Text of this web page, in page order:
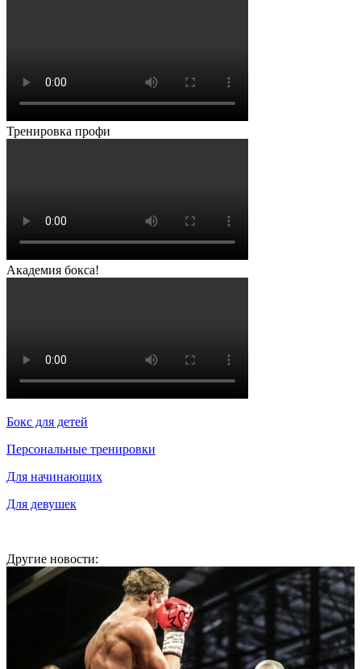
Тренировка профи
Академия бокса!
Бокс для детей
Персональные тренировки
Для начинающих
Для девушек
Другие новости: